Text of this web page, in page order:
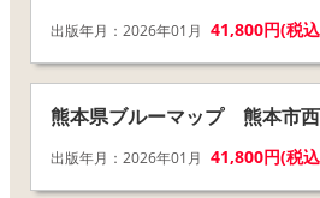
出版年月：2026年01月 41,800円(税
熊本県ブルーマップ 熊本市
出版年月：2026年01月 41,800円(税